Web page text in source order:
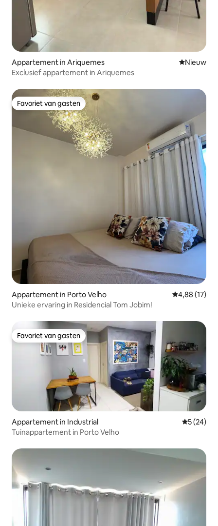
Appartement in Ariquemes Nieuwe
Nieuw
Exclusief appartement in Ariquemes
Favoriet van gasten
Favoriet van gasten
Appartement in Porto Velho Gemiddelde
4,88 (17)
Unieke ervaring in Residencial Tom Jobim!
Favoriet van gasten
Favoriet van gasten
Appartement in Industrial
5 (24)
Tuinappartement in Porto Velho